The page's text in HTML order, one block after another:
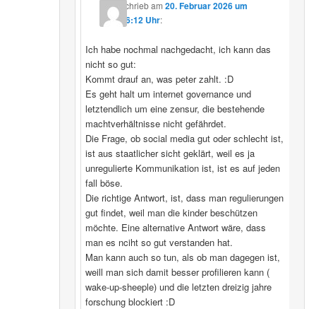
schriebam20. Februar 2026 um
16:12 Uhr:
Ich habe nochmal nachgedacht, ich kann das
nicht so gut:
Kommt drauf an, was peter zahlt. :D
Es geht halt um internet governance und
letztendlich um eine zensur, die bestehende
machtverhältnisse nicht gefährdet.
Die Frage, ob social media gut oder schlecht ist,
ist aus staatlicher sicht geklärt, weil es ja
unregulierte Kommunikation ist, ist es auf jeden
fall böse.
Die richtige Antwort, ist, dass man regulierungen
gut findet, weil man die kinder beschützen
möchte. Eine alternative Antwort wäre, dass
man es nciht so gut verstanden hat.
Man kann auch so tun, als ob man dagegen ist,
weill man sich damit besser profilieren kann (
wake-up-sheeple) und die letzten dreizig jahre
forschung blockiert :D